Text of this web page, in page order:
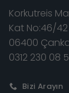
Korkutreis
Kat No:46/42
06400
0312 230 08
Bizi Arayın